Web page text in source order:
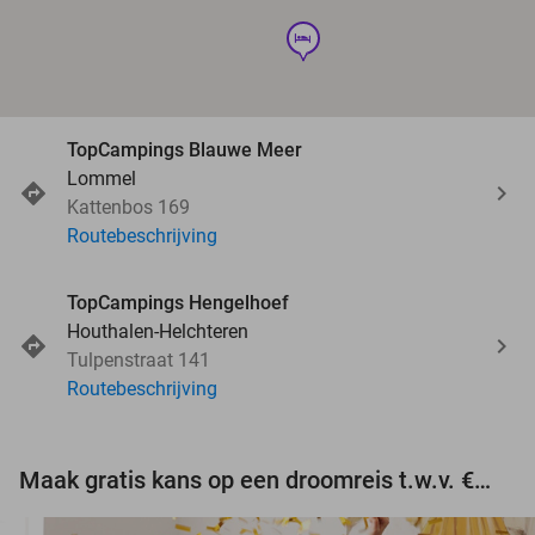
hotel
TopCampings Blauwe Meer
Lommel
Kattenbos 169
Routebeschrijving
TopCampings Hengelhoef
Houthalen-Helchteren
Tulpenstraat 141
Routebeschrijving
Maak gratis kans op een droomreis t.w.v. €3.000!